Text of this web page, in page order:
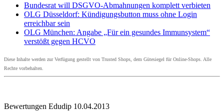
Bundesrat will DSGVO-Abmahnungen komplett verbieten
OLG Düsseldorf: Kündigungsbutton muss ohne Login
erreichbar sein
OLG München: Angabe „Für ein gesundes Immunsystem“
verstößt gegen HCVO
Diese Inhalte werden zur Verfügung gestellt von Trusted Shops, dem Gütesiegel für Online-Shops. Alle
Rechte vorbehalten.
Bewertungen Edudip 10.04.2013